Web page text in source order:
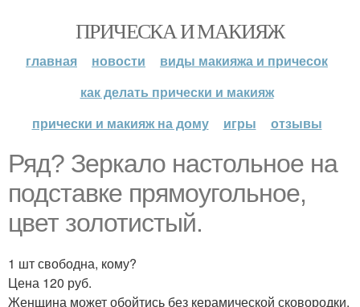
ПРИЧЕСКА И МАКИЯЖ
главная новости
виды макияжа и причесок
как делать прически и макияж
прически и макияж на дому
игры отзывы
Ряд? Зеркало настольное на
подставке прямоугольное,
цвет золотистый.
1 шт свободна, кому?
Цена 120 руб.
Женщина может обойтись без керамической сковородки,